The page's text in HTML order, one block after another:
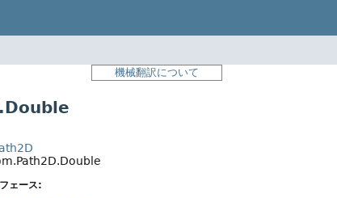
機械翻訳について
ェース: